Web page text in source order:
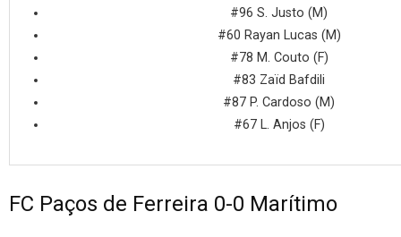
#96 S. Justo (M)
#60 Rayan Lucas (M)
#78 M. Couto (F)
#83 Zaïd Bafdili
#87 P. Cardoso (M)
#67 L. Anjos (F)
FC Paços de Ferreira 0-0 Marítimo